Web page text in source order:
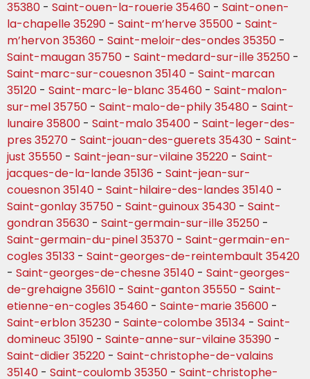
35380 - Saint-ouen-la-rouerie 35460 - Saint-onen-
la-chapelle 35290 - Saint-m’herve 35500 - Saint-
m’hervon 35360 - Saint-meloir-des-ondes 35350 -
Saint-maugan 35750 - Saint-medard-sur-ille 35250 -
Saint-marc-sur-couesnon 35140 - Saint-marcan
35120 - Saint-marc-le-blanc 35460 - Saint-malon-
sur-mel 35750 - Saint-malo-de-phily 35480 - Saint-
lunaire 35800 - Saint-malo 35400 - Saint-leger-des-
pres 35270 - Saint-jouan-des-guerets 35430 - Saint-
just 35550 - Saint-jean-sur-vilaine 35220 - Saint-
jacques-de-la-lande 35136 - Saint-jean-sur-
couesnon 35140 - Saint-hilaire-des-landes 35140 -
Saint-gonlay 35750 - Saint-guinoux 35430 - Saint-
gondran 35630 - Saint-germain-sur-ille 35250 -
Saint-germain-du-pinel 35370 - Saint-germain-en-
cogles 35133 - Saint-georges-de-reintembault 35420
- Saint-georges-de-chesne 35140 - Saint-georges-
de-grehaigne 35610 - Saint-ganton 35550 - Saint-
etienne-en-cogles 35460 - Sainte-marie 35600 -
Saint-erblon 35230 - Sainte-colombe 35134 - Saint-
domineuc 35190 - Sainte-anne-sur-vilaine 35390 -
Saint-didier 35220 - Saint-christophe-de-valains
35140 - Saint-coulomb 35350 - Saint-christophe-